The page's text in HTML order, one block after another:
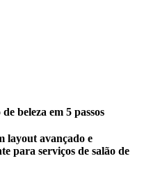
beleza em 5 passos
layout avançado e
para serviços de salão de